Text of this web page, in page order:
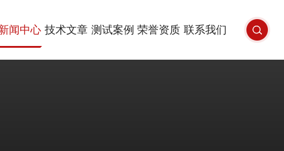
闻中心 技术文章 测试案例 荣誉资质 联系我们